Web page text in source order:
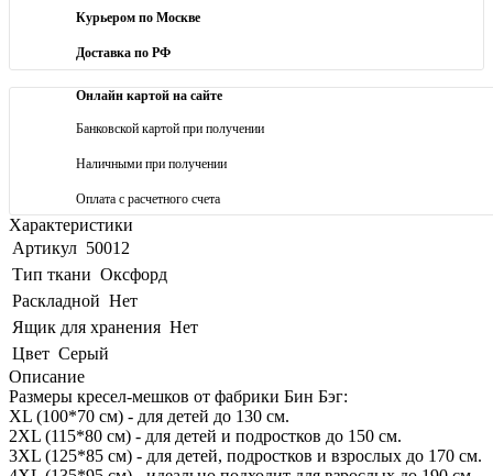
Курьером по Москве
Доставка по РФ
Онлайн картой на сайте
Банковской картой при получении
Наличными при получении
Оплата с расчетного счета
Характеристики
Артикул 50012
Тип ткани Оксфорд
Раскладной Нет
Ящик для хранения Нет
Цвет Серый
Описание
Размеры кресел-мешков от фабрики Бин Бэг:
XL (100*70 см) - для детей до 130 см.
2XL (115*80 см) - для детей и подростков до 150 см.
3XL (125*85 см) - для детей, подростков и взрослых до 170 см.